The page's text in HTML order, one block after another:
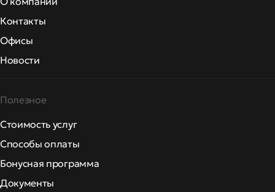
Контакты
Офисы
Новости
Полезное
Стоимость услуг
Способы оплаты
Бонусная программа
Документы